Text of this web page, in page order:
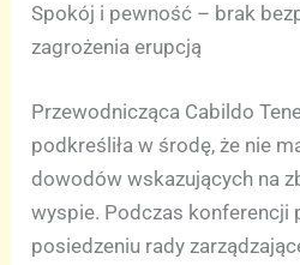
Spokój i pewność – brak
zagrożenia erupcją
Przewodnicząca Cabildo
podkreśliła w środę, że nie
dowodów wskazujących na
wyspie. Podczas konferencji
posiedzeniu rady